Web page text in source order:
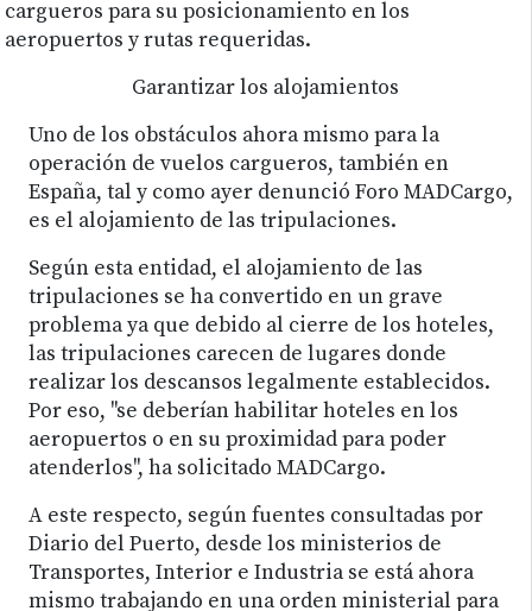
cargueros para su posicionamiento en los
aeropuertos y rutas requeridas.
Garantizar los alojamientos
Uno de los obstáculos ahora mismo para la
operación de vuelos cargueros, también en
España, tal y como ayer denunció Foro MADCargo,
es el alojamiento de las tripulaciones.
Según esta entidad, el alojamiento de las
tripulaciones se ha convertido en un grave
problema ya que debido al cierre de los hoteles,
las tripulaciones carecen de lugares donde
realizar los descansos legalmente establecidos.
Por eso, "se deberían habilitar hoteles en los
aeropuertos o en su proximidad para poder
atenderlos", ha solicitado MADCargo.
A este respecto, según fuentes consultadas por
Diario del Puerto, desde los ministerios de
Transportes, Interior e Industria se está ahora
mismo trabajando en una orden ministerial para